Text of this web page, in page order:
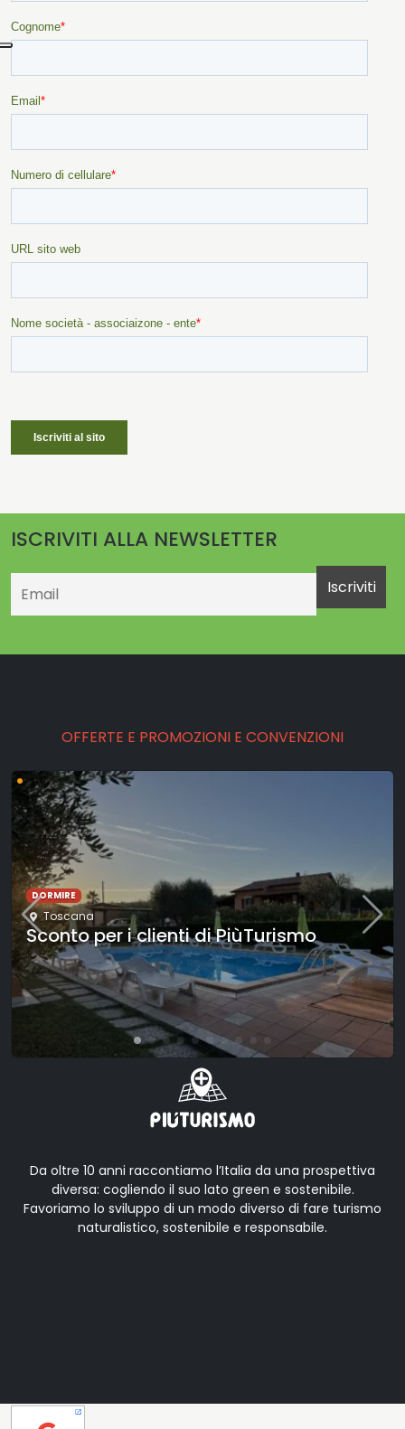
ISCRIVITI ALLA NEWSLETTER
OFFERTE E PROMOZIONI E CONVENZIONI
•
CULTURA
Trieste,Friuli-Venezia Giulia
Trieste seguendo la Bora: esplorazione
urbana
Da oltre 10 anni raccontiamo l’Italia da una prospettiva
diversa: cogliendo il suo lato green e sostenibile.
Favoriamo lo sviluppo di un modo diverso di fare turismo
naturalistico, sostenibile e responsabile.